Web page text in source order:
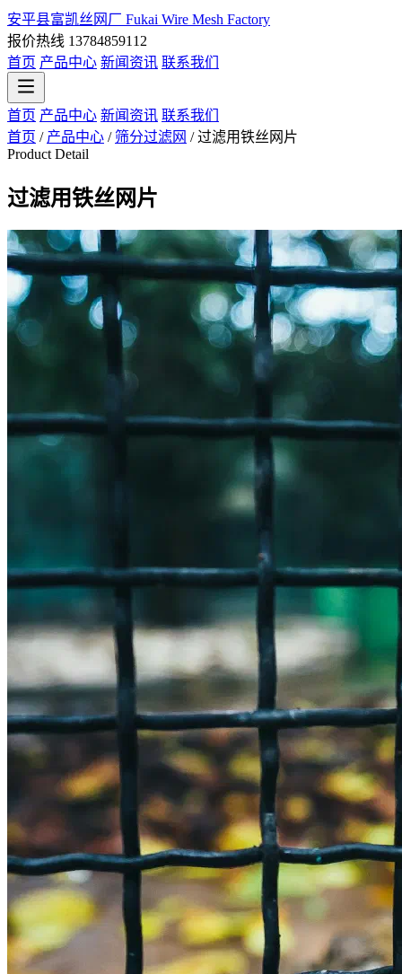
安平县富凯丝网厂 Fukai Wire Mesh Factory
报价热线 13784859112
首页 产品中心 新闻资讯 联系我们
首页 产品中心 新闻资讯 联系我们
首页 / 产品中心 / 筛分过滤网 /过滤用铁丝网片
Product Detail
过滤用铁丝网片